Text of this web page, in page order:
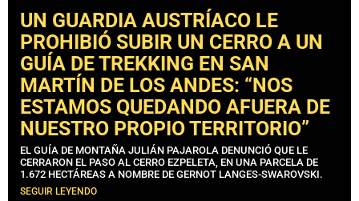
UN GUARDIA AUSTRÍACO LE
PROHIBIÓ SUBIR UN CERRO A UN
GUÍA DE TREKKING EN SAN
MARTÍN DE LOS ANDES: “NOS
ESTAMOS QUEDANDO AFUERA DE
NUESTRO PROPIO TERRITORIO”
EL GUÍA DE MONTAÑA JULIÁN PAJAROLA DENUNCIÓ QUE LE
CERRARON EL PASO AL CERRO EZPELETA, EN UNA PARCELA DE
1.672 HECTÁREAS A NOMBRE DE GERNOT LANGES-SWAROVSKI.
SEGUIR LEYENDO